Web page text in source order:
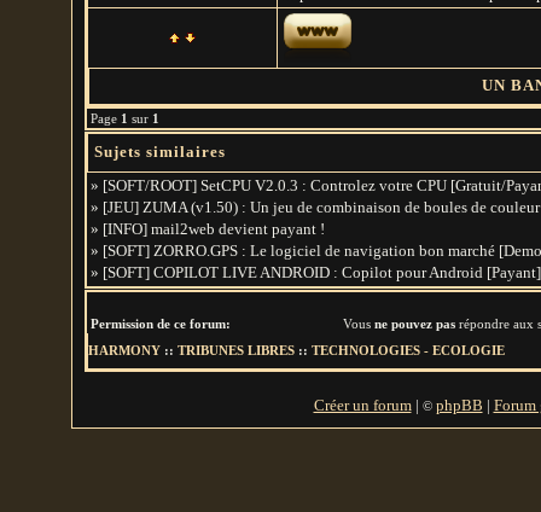
UN
Page 1 sur 1
Sujets similaires
» [SOFT/ROOT] SetCPU V2.0.3 : Controlez votre CPU [Gratuit/
» [JEU] ZUMA (v1.50) : Un jeu de combinaison de boules de
» [INFO] mail2web devient payant !
» [SOFT] ZORRO.GPS : Le logiciel de navigation bon marché
» [SOFT] COPILOT LIVE ANDROID : Copilot pour Android [Payant]
Permission de ce forum: Vous ne pouvez pas répondre aux
HARMONY :: TRIBUNES LIBRES :: TECHNOLOGIES - ECOLOGIE
Créer un forum| © phpBB | Forum